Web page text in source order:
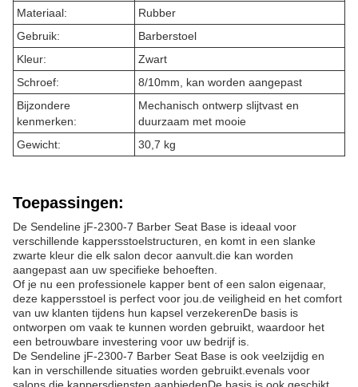
Materiaal:
Rubber
Gebruik:
Barberstoel
Kleur:
Zwart
Schroef:
8/10mm, kan worden aangepast
Bijzondere
kenmerken:
Mechanisch ontwerp slijtvast en
duurzaam met mooie
Gewicht:
30,7 kg
Toepassingen:
De Sendeline jF-2300-7 Barber Seat Base is ideaal voor
verschillende kappersstoelstructuren, en komt in een slanke
zwarte kleur die elk salon decor aanvult.die kan worden
aangepast aan uw specifieke behoeften.
Of je nu een professionele kapper bent of een salon eigenaar,
deze kappersstoel is perfect voor jou.de veiligheid en het comfort
van uw klanten tijdens hun kapsel verzekerenDe basis is
ontworpen om vaak te kunnen worden gebruikt, waardoor het
een betrouwbare investering voor uw bedrijf is.
De Sendeline jF-2300-7 Barber Seat Base is ook veelzijdig en
kan in verschillende situaties worden gebruikt.evenals voor